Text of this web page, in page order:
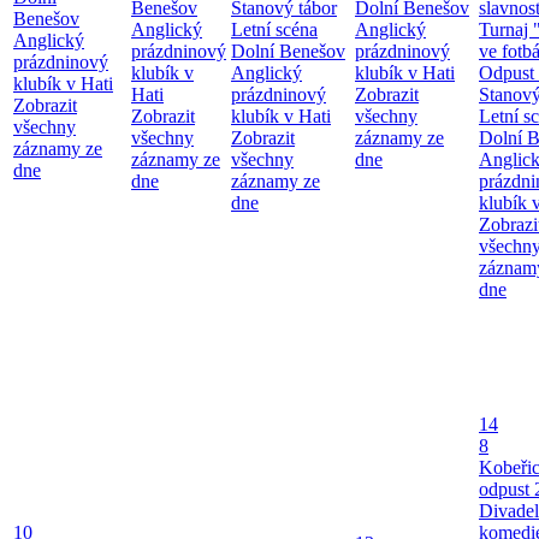
Benešov
Anglický
prázdninový
klubík v Hati
Zobrazit
všechny
záznamy ze
dne
Benešov
Anglický
prázdninový
klubík v
Hati
Zobrazit
všechny
záznamy ze
dne
Stanový tábor
Letní scéna
Dolní Benešov
Anglický
prázdninový
klubík v Hati
Zobrazit
všechny
záznamy ze
dne
Dolní Benešov
Anglický
prázdninový
klubík v Hati
Zobrazit
všechny
záznamy ze
dne
Turnaj
ve
Letní
Dolní
klubík
dne
10
14
8
odpust